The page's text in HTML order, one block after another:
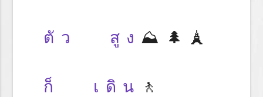
ตัว สูง ⛰️🌲🗼
ก็ เดิน 🚶